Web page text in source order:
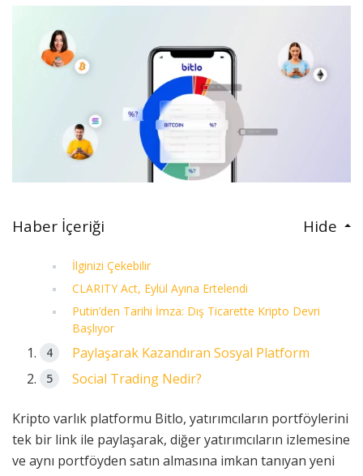
Haber İçeriği Hide
İlginizi Çekebilir
CLARITY Act, Eylül Ayına Ertelendi
Putin’den Tarihi İmza: Dış Ticarette Kripto Devri
Başlıyor
Paylaşarak Kazandıran Sosyal Platform
Social Trading Nedir?
Kripto varlık platformu Bitlo, yatırımcıların portföylerini
tek bir link ile paylaşarak, diğer yatırımcıların izlemesine
ve aynı portföyden satın almasına imkan tanıyan yeni